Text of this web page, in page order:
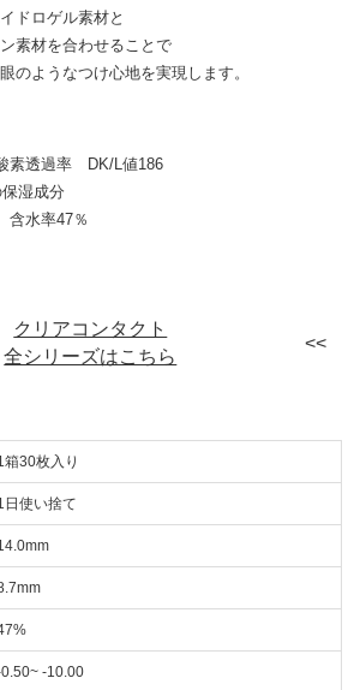
ドロゲル素材と
素材を合わせることで
のようなつけ心地を実現します。
素透過率 DK/L値186
湿成分
水率47％
クリアコンタクト
全シリーズはこちら
箱30枚入り
日使い捨て
-10.00